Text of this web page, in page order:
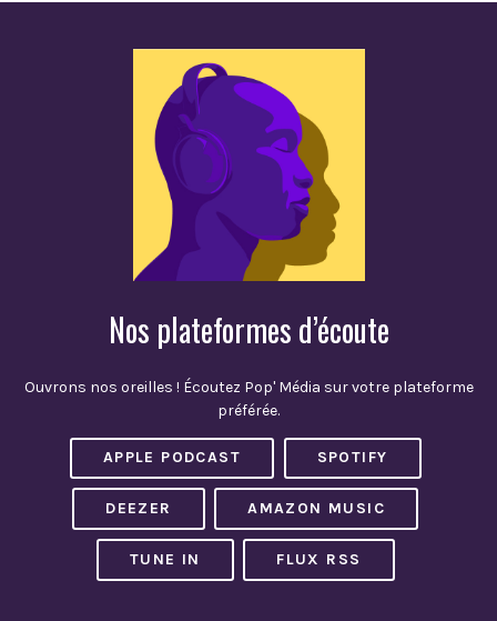
Nos plateformes d’écoute
Ouvrons nos oreilles ! Écoutez Pop' Média sur votre plateforme
préférée.
APPLE PODCAST SPOTIFY
DEEZER AMAZON MUSIC
TUNE IN FLUX RSS